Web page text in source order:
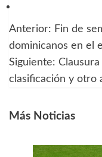
Navegación
de
entradas
Anterior: Fin de
dominicanos en el
Siguiente:
clasificación y otro
Más Noticias